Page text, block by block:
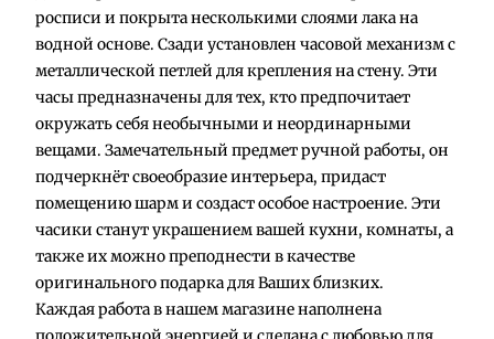
ч
р
росписи и покрыта несколькими слоями лака на
водной основе. Сзади установлен часовой механизм с
металлической петлей для крепления на стену. Эти
часы предназначены для тех, кто предпочитает
окружать себя необычными и неординарными
вещами. Замечательный предмет ручной работы, он
подчеркнёт своеобразие интерьера, придаст
помещению шарм и создаст особое настроение. Эти
часики станут украшением вашей кухни, комнаты, а
также их можно преподнести в качестве
оригинального подарка для Ваших близких.
Каждая работа в нашем магазине наполнена